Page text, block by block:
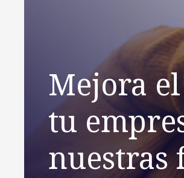
Mejora
tu
nuestras